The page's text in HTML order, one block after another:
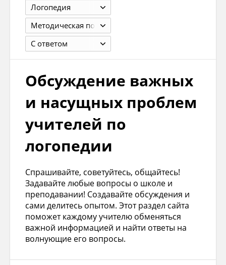
Логопедия
Методическая помощь учителю
С ответом
Обсуждение важных
и насущных проблем
учителей по
логопедии
Спрашивайте, советуйтесь, общайтесь!
Задавайте любые вопросы о школе и
преподавании! Создавайте обсуждения и
сами делитесь опытом. Этот раздел сайта
поможет каждому учителю обменяться
важной информацией и найти ответы на
волнующие его вопросы.